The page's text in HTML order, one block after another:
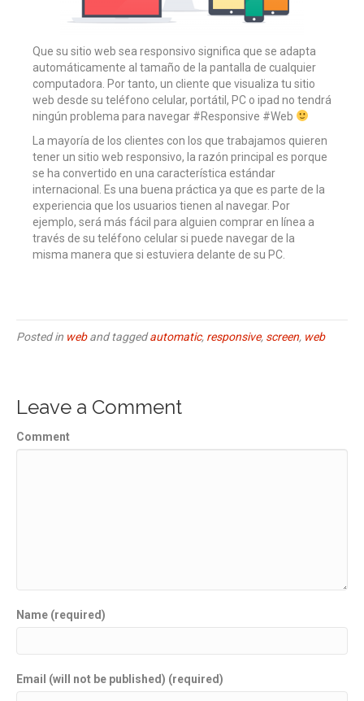
Que su sitio web sea responsivo significa que se adapta
automáticamente al tamaño de la pantalla de cualquier
computadora. Por tanto, un cliente que visualiza tu sitio
web desde su teléfono celular, portátil, PC o ipad no tendrá
ningún problema para navegar #Responsive #Web
La mayoría de los clientes con los que trabajamos quieren
tener un sitio web responsivo, la razón principal es porque
se ha convertido en una característica estándar
internacional. Es una buena práctica ya que es parte de la
experiencia que los usuarios tienen al navegar. Por
ejemplo, será más fácil para alguien comprar en línea a
través de su teléfono celular si puede navegar de la
misma manera que si estuviera delante de su PC.
Posted in weband taggedautomatic, responsive, screen, web
Leave a Comment
Comment
Name (required)
Email (will not be published) (required)